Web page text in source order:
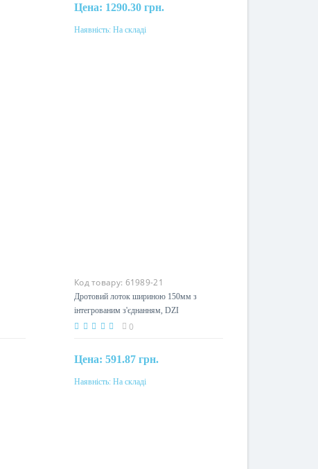
Цена: 1290.30 грн.
Купити
Наявність: На складі
Код товару: 61989-21
Дротовий лоток шириною 150мм з
інтегрованим з'єднанням, DZI
110X150_BZNCR
0
Цена: 591.87 грн.
Купити
Наявність: На складі